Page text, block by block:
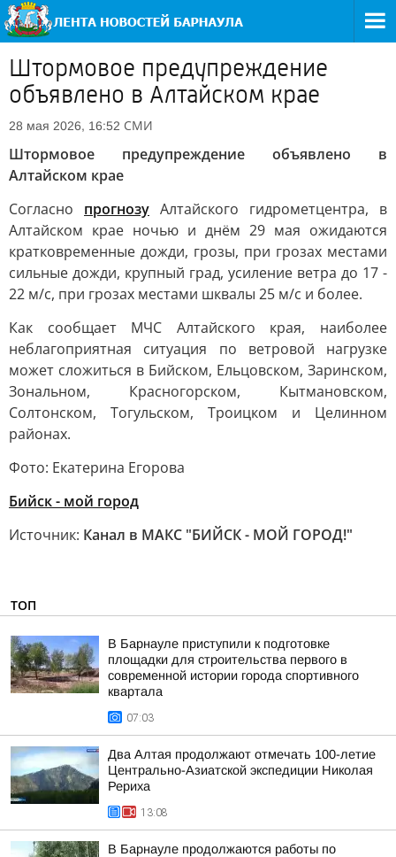
Штормовое предупреждение
объявлено в Алтайском крае
28 мая 2026, 16:52 СМИ
Штормовое предупреждение объявлено в
Алтайском крае
Согласно прогнозу Алтайского гидрометцентра, в
Алтайском крае ночью и днём 29 мая ожидаются
кратковременные дожди, грозы, при грозах местами
сильные дожди, крупный град, усиление ветра до 17 -
22 м/с, при грозах местами шквалы 25 м/с и более.
Как сообщает МЧС Алтайского края, наиболее
неблагоприятная ситуация по ветровой нагрузке
может сложиться в Бийском, Ельцовском, Заринском,
Зональном, Красногорском, Кытмановском,
Солтонском, Тогульском, Троицком и Целинном
районах.
Фото: Екатерина Егорова
Бийск - мой город
Источник: Канал в МАКС "БИЙСК - МОЙ ГОРОД!"
ТОП
В Барнауле приступили к подготовке
площадки для строительства первого в
современной истории города спортивного
квартала
07:03
Два Алтая продолжают отмечать 100-летие
Центрально-Азиатской экспедиции Николая
Рериха
13:08
В Барнауле продолжаются работы по